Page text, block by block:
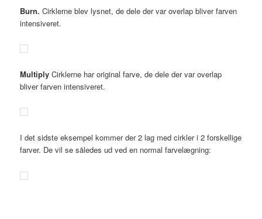
Burn.Cirklerne blev lysnet, de dele der var overlap bliver farven
intensiveret.
MultiplyCirklerne har original farve, de dele der var overlap
bliver farven intensiveret.
I det sidste eksempel kommer der 2 lag med cirkler i 2 forskellige
farver. De vil se således ud ved en normal farvelægning: